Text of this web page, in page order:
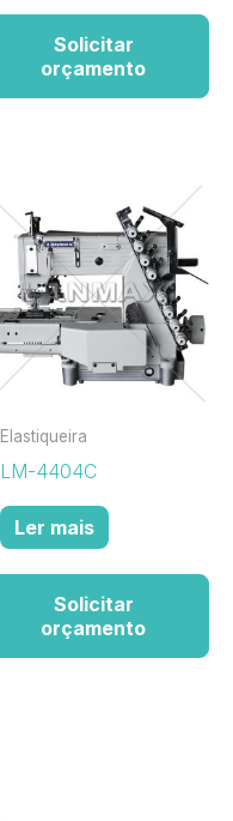
Solicitar
orçamento
Elastiqueira
LM-4404C
Ler mais
Solicitar
orçamento